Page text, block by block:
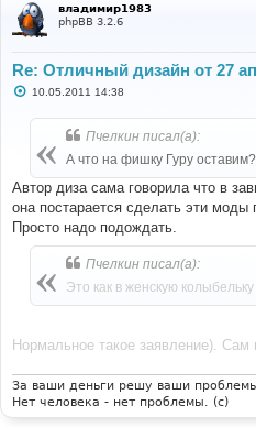
владимир1983
phpBB 3.2.6
Re: Отличный дизайн от 27
С
е
10.05.2011 14:38
Пчелкин писал(а):
А что на фишку Гуру оставим?
Автор диза сама говорила что в
она постарается сделать эти моды
Просто надо подождать.
Пчелкин писал(а):
Это как в женскую колыбельку
Нормальное такое заявление). Сам
За ваши деньги решу ваши
Нет человека - нет проблемы. (c)